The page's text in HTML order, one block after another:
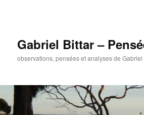
Gabriel Bittar –
observations, pensées et analyses de Gabriel